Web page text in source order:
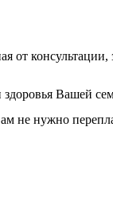
от консультации,
Вашей
не нужно